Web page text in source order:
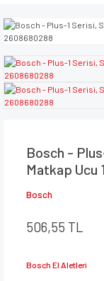
Bosch -
Matkap Ucu
Bosch
506,55 TL
Bosch El Aletleri